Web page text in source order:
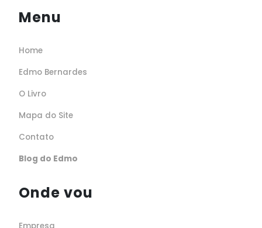
Menu
Home
Edmo Bernardes
O Livro
Mapa do Site
Contato
Blog do Edmo
Onde vou